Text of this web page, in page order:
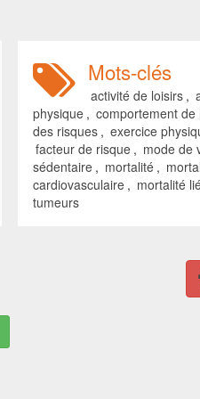
Mots-clés
activité de loisirs ,
physique , comportement de
des risques , exercice
facteur de risque , mode de
sédentaire , mortalité ,
cardiovasculaire , mortalité
tumeurs